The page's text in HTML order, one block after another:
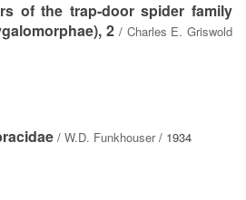
of the trap-door spider family
2 / Charles E. Griswold
/ W.D. Funkhouser/ 1934